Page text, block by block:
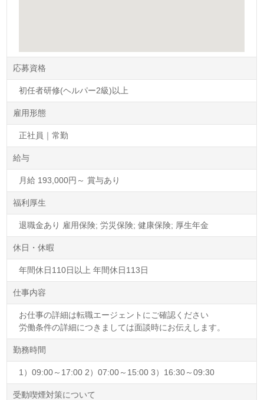
応募資格
初任者研修(ヘルパー2級)以上
雇用形態
正社員｜常勤
給与
月給 193,000円～ 賞与あり
福利厚生
退職金あり 雇用保険; 労災保険; 健康保険; 厚生年金
休日・休暇
年間休日110日以上 年間休日113日
仕事内容
お仕事の詳細は転職エージェントにご確認ください
労働条件の詳細につきましては面談時にお伝えします。
勤務時間
1）09:00～17:00 2）07:00～15:00 3）16:30～09:30
受動喫煙対策について